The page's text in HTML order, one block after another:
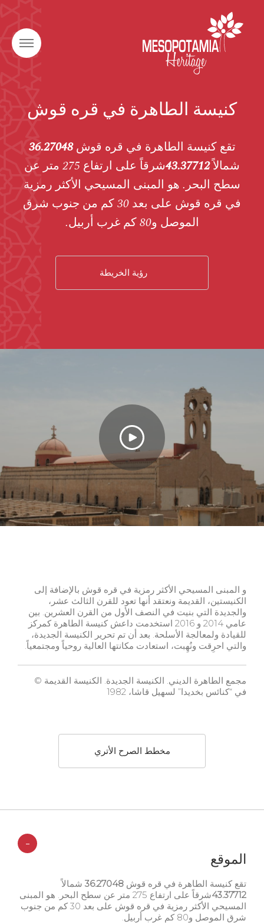
كنيسة الطاهرة في قره قوش
تقع كنيسة الطاهرة في قره قوش36.27048
شمالاً43.37712
شرقاً على ارتفاع 275 متر عن
سطح البحر. هو المبنى المسيحي الأكثر رمزية
في قره قوش على بعد 30 كم من جنوب شرق
الموصل و80 كم غرب أربيل.
رؤية الخريطة
و المبنى المسيحي الأكثر رمزية في قره قوش بالإضافة إلى
الكنيستين، القديمة ونعتقد أنها تعود للقرن الثالث عشر،
والجديدة التي بنيت في النصف الأول من القرن العشرين. بين
عامي 2014 و 2016 استخدمت داعش كنيسة الطاهرة كمركز
للقيادة ولمعالجة الأسلحة. بعد أن تم تحرير الكنيسة الجديدة،
والتي احرِقت ونُهِبت، استعادت مكانتها العالية روحياً ومجتمعياً.
مجمع الطاهرة الديني. الكنيسة الجديدة. الكنيسة القديمة ©
في “كنائس بخديدا” لسهيل قاشا، 1982
مخطط الصرح الأتري
-
الموقع
تقع كنيسة الطاهرة في قره قوش 36.27048 شمالاً
43.37712
شرقاً على ارتفاع 275 متر عن سطح البحر. هو المبنى
المسيحي الأكثر رمزية في قره قوش على بعد 30 كم من جنوب
شرق الموصل و80 كم غرب أربيل.